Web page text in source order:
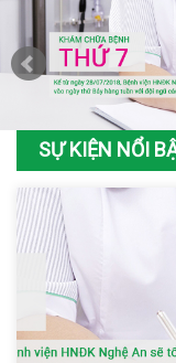
SỰ KIỆN NỔI